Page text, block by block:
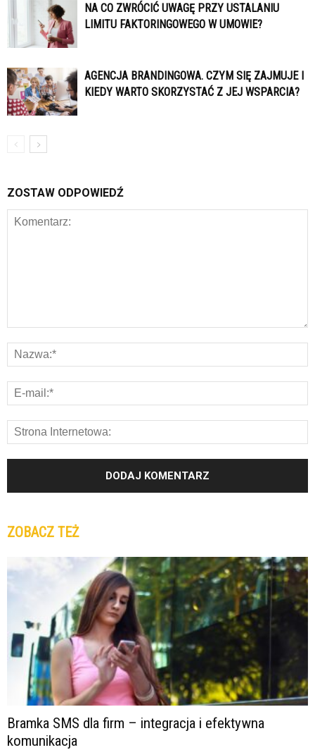
NA CO ZWRÓCIĆ UWAGĘ PRZY USTALANIU
LIMITU FAKTORINGOWEGO W UMOWIE?
AGENCJA BRANDINGOWA. CZYM SIĘ ZAJMUJE I
KIEDY WARTO SKORZYSTAĆ Z JEJ WSPARCIA?
ZOSTAW ODPOWIEDŹ
ZOBACZ TEŻ
Bramka SMS dla firm – integracja i efektywna
komunikacja